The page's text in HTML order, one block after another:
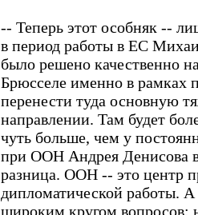
-- Теперь этот особняк --
в период работы в ЕС
было решено качественно
Брюсселе именно в рамках
перенести туда основную
направлении. Там будет
чуть больше, чем у
при ООН Андрея Денисова
разница. ООН -- это центр
дипломатической работы.
широким кругом вопросов: